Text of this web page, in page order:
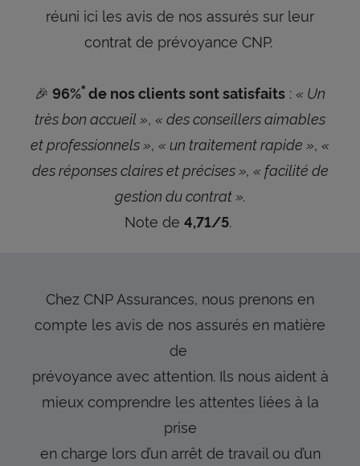
réuni ici les avis de nos assurés sur leur
contrat de prévoyance CNP.
🎉 96%* de nos clients sont satisfaits : « Un
très bon accueil », « des conseillers aimables
et professionnels », « un traitement rapide », «
des réponses claires et précises », « facilité de
gestion du contrat ».
Note de 4,71/5.
Chez CNP Assurances, nous prenons en
compte les avis de nos assurés en matière
de
prévoyance avec attention. Ils nous aident à
mieux comprendre les attentes liées à la
prise
en charge lors d’un arrêt de travail ou d’un